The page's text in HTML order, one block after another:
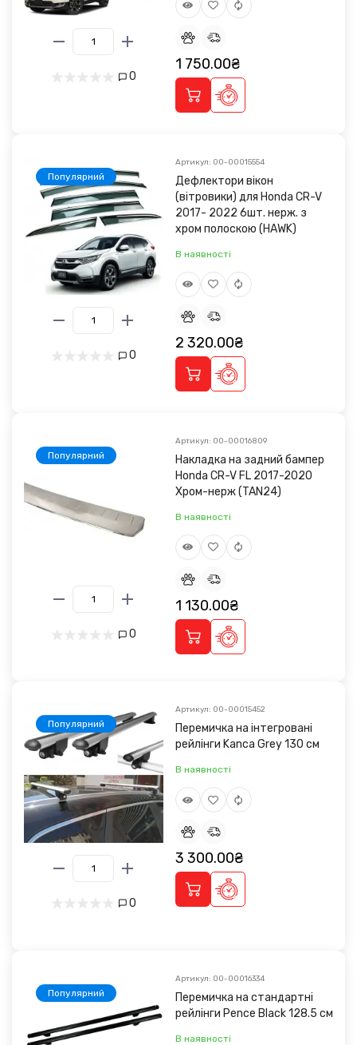
0
1 750.00₴
Популярний
0
Артикул: 00-00015554
Дефлектори вікон
(вітровики) для Honda CR-V
2017- 2022 6шт. нерж. з
хром полоскою (HAWK)
В наявності
2 320.00₴
Популярний
0
Артикул: 00-00016809
Накладка на задний бампер
Honda CR-V FL 2017-2020
Хром-нерж (TAN24)
В наявності
1 130.00₴
Популярний
0
Артикул: 00-00015452
Перемичка на інтегровані
рейлінги Kanca Grey 130 см
В наявності
3 300.00₴
Популярний
Артикул: 00-00016334
Перемичка на стандартні
рейлінги Pence Black 128.5 cм
В наявності